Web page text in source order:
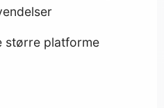
større platforme